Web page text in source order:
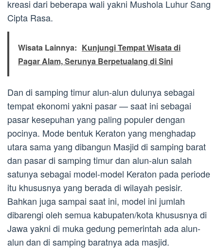
kreasi dari beberapa wali yakni Mushola Luhur Sang
Cipta Rasa.
Wisata Lainnya: Kunjungi Tempat Wisata di
Pagar Alam, Serunya Berpetualang di Sini
Dan di samping timur alun-alun dulunya sebagai
tempat ekonomi yakni pasar — saat ini sebagai
pasar kesepuhan yang paling populer dengan
pocinya. Mode bentuk Keraton yang menghadap
utara sama yang dibangun Masjid di samping barat
dan pasar di samping timur dan alun-alun salah
satunya sebagai model-model Keraton pada periode
itu khususnya yang berada di wilayah pesisir.
Bahkan juga sampai saat ini, model ini jumlah
dibarengi oleh semua kabupaten/kota khususnya di
Jawa yakni di muka gedung pemerintah ada alun-
alun dan di samping baratnya ada masjid.